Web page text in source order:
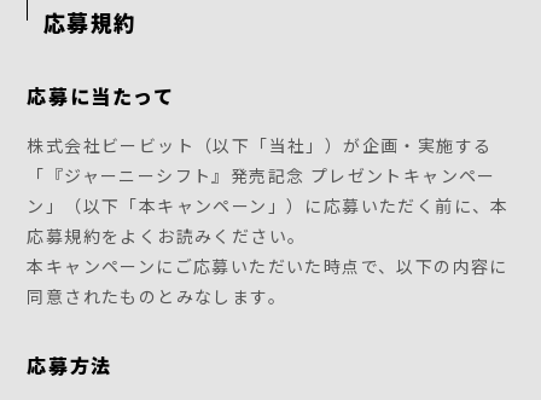
応募規約
応募に当たって
株式会社ビービット（以下「当社」）が企画・実施する
「『ジャーニーシフト』発売記念 プレゼントキャンペー
ン」（以下「本キャンペーン」）に応募いただく前に、本
応募規約をよくお読みください。
本キャンペーンにご応募いただいた時点で、以下の内容に
同意されたものとみなします。
応募方法